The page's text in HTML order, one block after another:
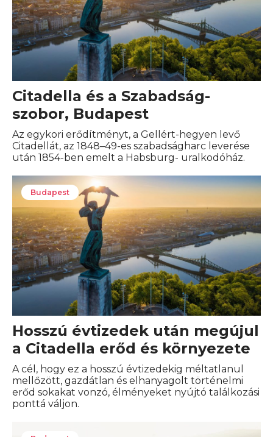
Citadella és a Szabadság-
szobor, Budapest
Az egykori erődítményt, a Gellért-hegyen levő
Citadellát, az 1848–49-es szabadságharc leverése
után 1854-ben emelt a Habsburg- uralkodóház.
Budapest
Hosszú évtizedek után megújul
a Citadella erőd és környezete
A cél, hogy ez a hosszú évtizedekig méltatlanul
mellőzött, gazdátlan és elhanyagolt történelmi
erőd sokakat vonzó, élményeket nyújtó találkozási
ponttá váljon.